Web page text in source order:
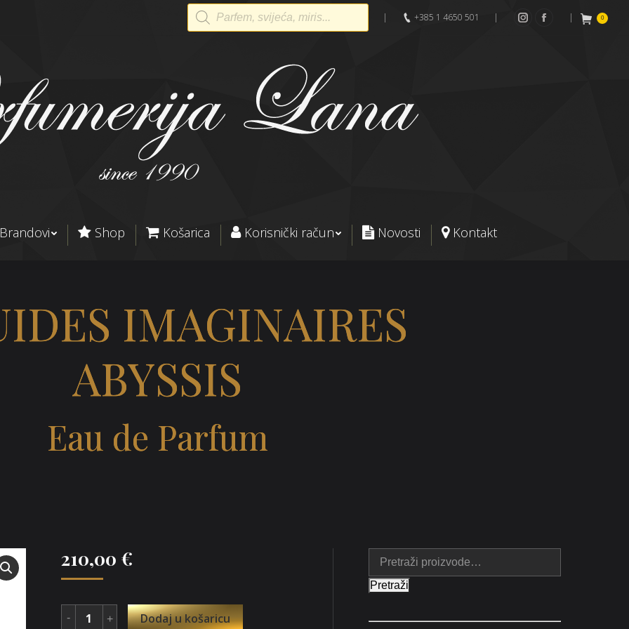
Products
search
| +385 1 4650 501 |
Instagram
Facebook
| 0
Shop Košarica Korisnički račun Novosti Kontakt
IMAGINAIRES
ABYSSIS
Eau de Parfum
210,00 €
Dodaj u košaricu
Pretraži